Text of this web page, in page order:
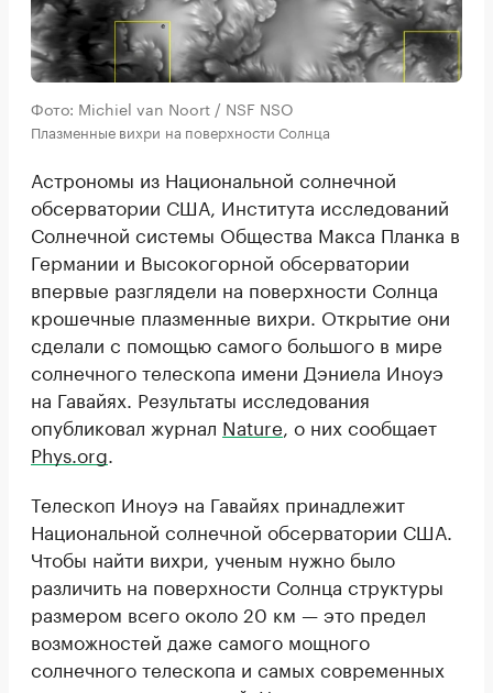
Фото: Michiel van Noort / NSF NSO
Плазменные вихри на поверхности Солнца
Астрономы из Национальной солнечной
обсерватории США, Института исследований
Солнечной системы Общества Макса Планка в
Германии и Высокогорной обсерватории
впервые разглядели на поверхности Солнца
крошечные плазменные вихри. Открытие они
сделали с помощью самого большого в мире
солнечного телескопа имени Дэниела Иноуэ
на Гавайях. Результаты исследования
опубликовал журнал Nature, о них сообщает
Phys.org.
Телескоп Иноуэ на Гавайях принадлежит
Национальной солнечной обсерватории США.
Чтобы найти вихри, ученым нужно было
различить на поверхности Солнца структуры
размером всего около 20 км — это предел
возможностей даже самого мощного
солнечного телескопа и самых современных